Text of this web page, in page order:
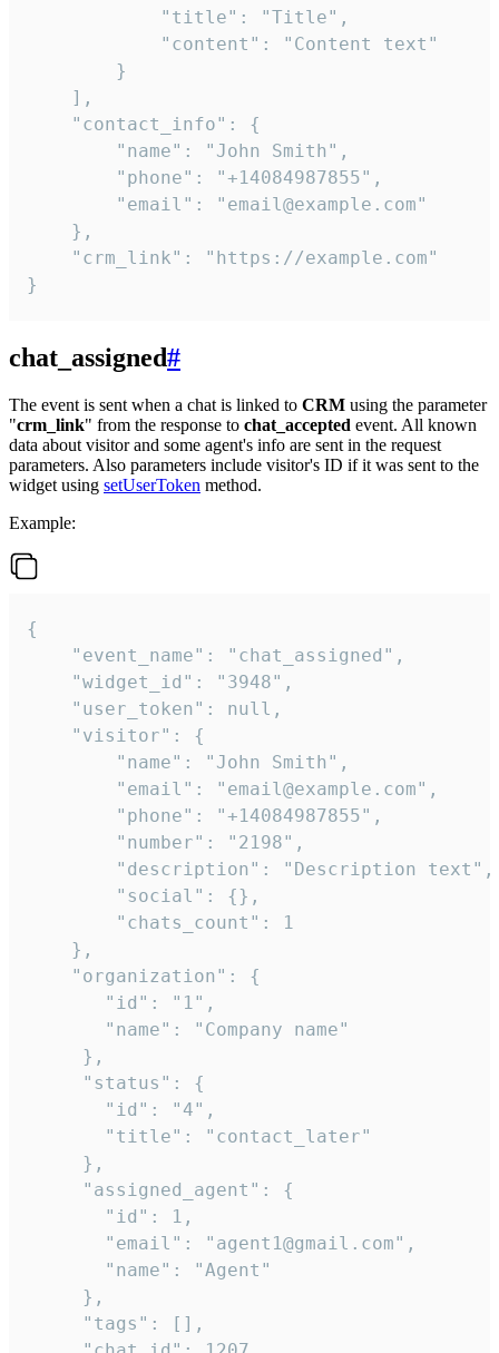
            "title": "Title",
            "content": "Content text"
        }
    ],
    "contact_info": {
        "name": "John Smith",
        "phone": "+14084987855",
        "email": "email@example.com"
    },
    "crm_link": "https://example.com"
}
chat_assigned#
The event is sent when a chat is linked to CRM using the parameter
"crm_link" from the response to chat_accepted event. All known
data about visitor and some agent's info are sent in the request
parameters. Also parameters include visitor's ID if it was sent to the
widget using setUserToken method.
Example:
{
    "event_name": "chat_assigned",
    "widget_id": "3948",
    "user_token": null,
    "visitor": {
        "name": "John Smith",
        "email": "email@example.com",
        "phone": "+14084987855",
        "number": "2198",
        "description": "Description text",
        "social": {},
        "chats_count": 1
    },
    "organization": {
       "id": "1",
       "name": "Company name"
     },
     "status": {
       "id": "4",
       "title": "contact_later"
     },
     "assigned_agent": {
       "id": 1,
       "email": "agent1@gmail.com",
       "name": "Agent"
     },
     "tags": [],